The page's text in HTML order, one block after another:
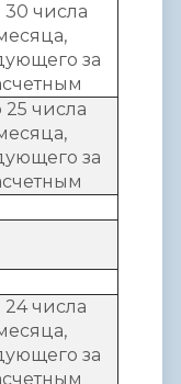
числа
за
числа
за
числа
за